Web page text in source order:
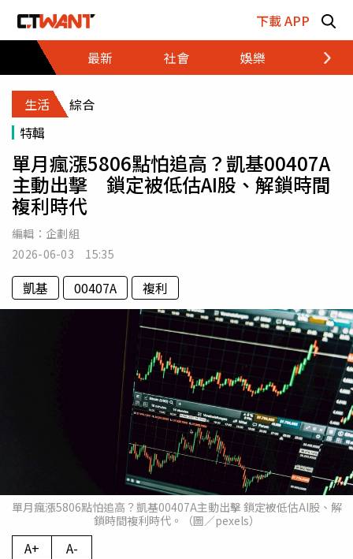
下載 APP
最新
社會 娛樂 財經
生活
綜合
特輯
單月瘋漲5806點怕追高？凱基00407A
主動出擊 鎖定被低估AI股、解鎖時間
複利時代
編輯： 企劃組
2026-06-03 15:35
凱基 00407A 複利
單月瘋漲5806點怕追高？凱基00407A主動出擊 鎖定被低估AI股、解
鎖時間複利時代。（圖／pexels）
A+ A-